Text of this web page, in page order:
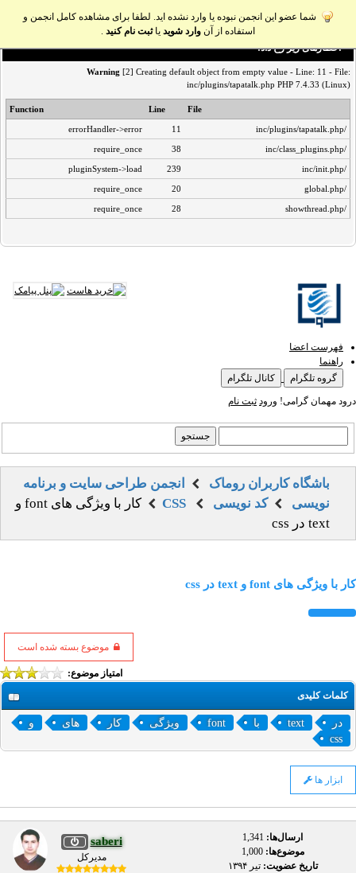
شما عضو این انجمن نبوده یا وارد نشده اید. لطفا برای مشاهده کامل انجمن و
استفاده از آن وارد شوید یاثبت نام کنید .
اخطار‌های زیر رخ داد:
Warning [2] Creating default object from empty value - Line: 11 - File:
inc/plugins/tapatalk.php PHP 7.4.33 (Linux)
File
Line
Function
/inc/plugins/tapatalk.php
11
errorHandler->error
/inc/class_plugins.php
38
require_once
/inc/init.php
239
pluginSystem->load
/global.php
20
require_once
/showthread.php
28
require_once
فهرست اعضا
راهنما
گروه تلگرام
کانال تلگرام
درود مهمان گرامی! ورود ثبت نام
باشگاه کاربران روماک
انجمن طراحی سایت و برنامه
نویسی
کد نویسی CSS
کار با ویژگی های font و
text در css
کار با ویژگی های font و text در css
موضوع بسته شده است
امتیاز موضوع:
کلمات کلیدی
در text با font ویژگی کار های
و
css
ابزار ها
saberi
مدیرکل
ارسال‌ها: 1,341
موضوع‌ها: 1,000
تاریخ عضویت:تير ۱۳۹۴